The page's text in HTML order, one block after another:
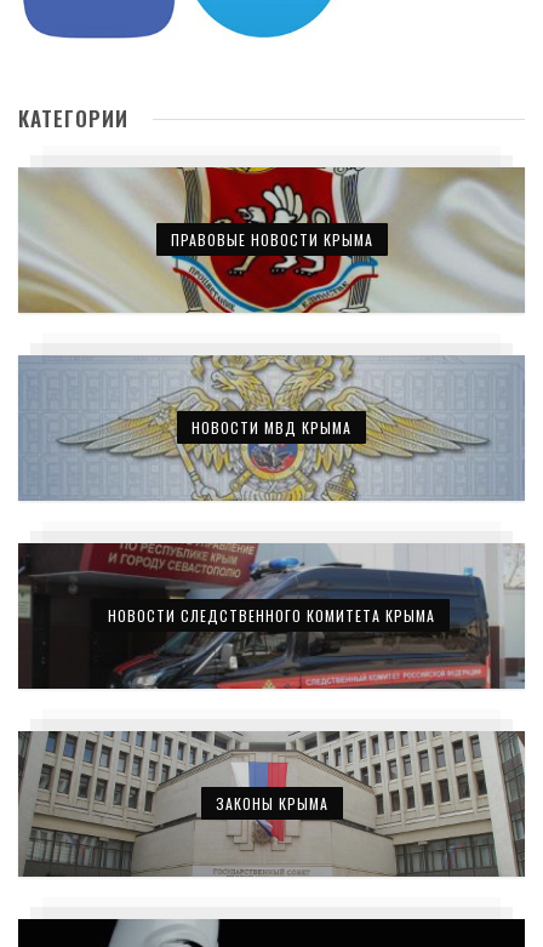
КАТЕГОРИИ
ПРАВОВЫЕ НОВОСТИ КРЫМА
НОВОСТИ МВД КРЫМА
НОВОСТИ СЛЕДСТВЕННОГО КОМИТЕТА КРЫМА
ЗАКОНЫ КРЫМА